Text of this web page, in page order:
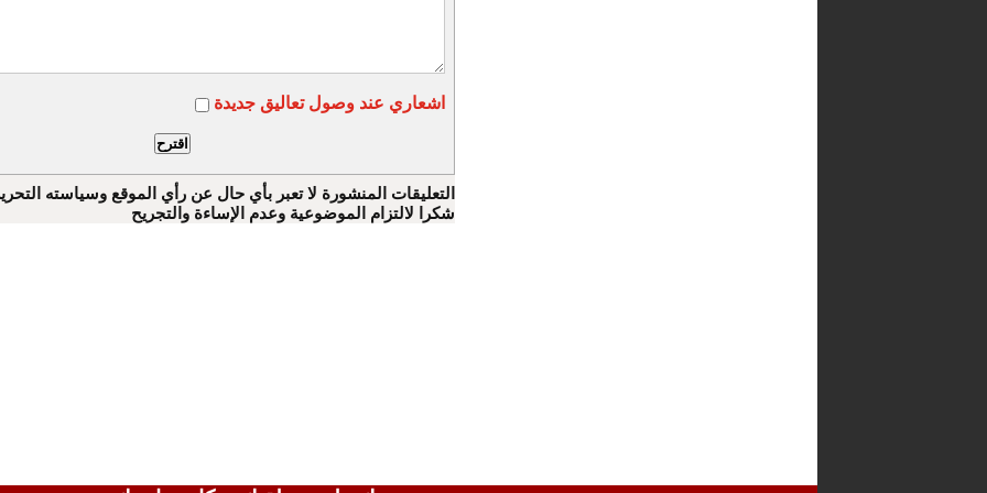
اشعاري عند وصول تعاليق جديدة
التعليقات المنشورة لا تعبر بأي حال عن رأي الموقع وسياسته
شكرا لالتزام الموضوعية وعدم الإساءة والتجريح